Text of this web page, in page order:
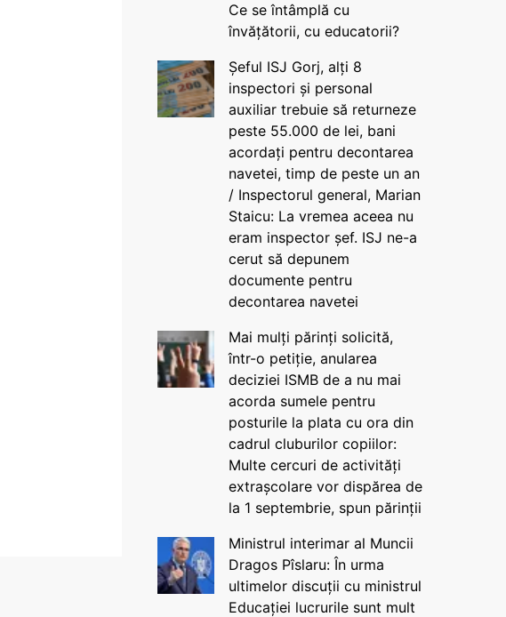
Ce se întâmplă cu
învățătorii, cu educatorii?
Șeful ISJ Gorj, alți 8
inspectori și personal
auxiliar trebuie să returneze
peste 55.000 de lei, bani
acordați pentru decontarea
navetei, timp de peste un an
/ Inspectorul general, Marian
Staicu: La vremea aceea nu
eram inspector șef. ISJ ne-a
cerut să depunem
documente pentru
decontarea navetei
Mai mulți părinți solicită,
într-o petiție, anularea
deciziei ISMB de a nu mai
acorda sumele pentru
posturile la plata cu ora din
cadrul cluburilor copiilor:
Multe cercuri de activități
extrașcolare vor dispărea de
la 1 septembrie, spun părinții
Ministrul interimar al Muncii
Dragos Pîslaru: În urma
ultimelor discuții cu ministrul
Educației lucrurile sunt mult